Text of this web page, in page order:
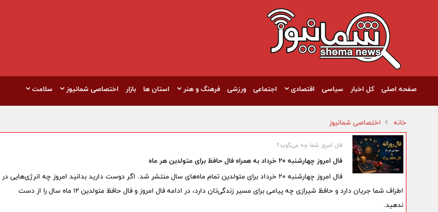
صفحه اصلی کل اخبار سیاسی اقتصادی اجتماعی ورزشی فرهنگ و هنر استان ها بازار اختصاصی شمانیوز سلامت
خانه اختصاصی شمانیوز
فال امروز شما چه می‌گوید؟
فال امروز چهارشنبه 20 خرداد به همراه فال حافظ برای متولدین هر ماه
فال امروز چهارشنبه 20 خرداد برای متولدین تمام ماه‌های سال منتشر شد. اگر دوست دارید بدانید امروز چه انرژی‌هایی در
اطراف شما جریان دارد و حافظ شیرازی چه پیامی برای مسیر زندگی‌تان دارد، در ادامه فال امروز و فال حافظ متولدین ۱۲ ماه سال را از دست
ندهید.